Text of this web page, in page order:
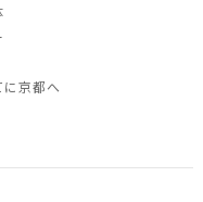
に京都へ